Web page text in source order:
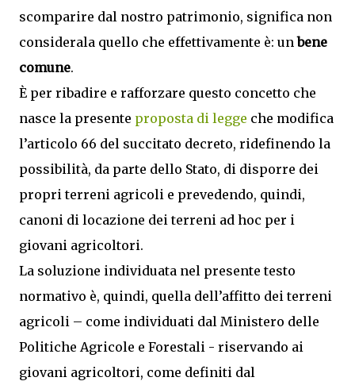
scomparire dal nostro patrimonio, significa non
considerala quello che effettivamente è: unbene
comune.
È per ribadire e rafforzare questo concetto che
nasce la presente proposta di legge che modifica
l’articolo 66 del succitato decreto, ridefinendo la
possibilità, da parte dello Stato, di disporre dei
propri terreni agricoli e prevedendo, quindi,
canoni di locazione dei terreni ad hoc per i
giovani agricoltori.
La soluzione individuata nel presente testo
normativo è, quindi, quella dell’affitto dei terreni
agricoli – come individuati dal Ministero delle
Politiche Agricole e Forestali - riservando ai
giovani agricoltori, come definiti dal